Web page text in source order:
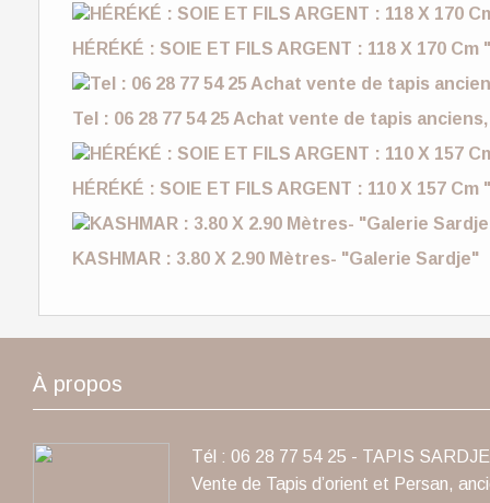
HÉRÉKÉ : SOIE ET FILS ARGENT : 118 X 170
Tel : 06 28 77 54 25 Achat vente de tapis
HÉRÉKÉ : SOIE ET FILS ARGENT : 110 X 157
KASHMAR : 3.80 X 2.90 Mètres- "Galerie Sardje"
À propos
Tél : 06 28 77 54 25 - TAPIS
Vente de Tapis d’orient et Persan,